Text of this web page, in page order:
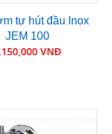
tự hút đầu Inox
JEM 100
VNĐ